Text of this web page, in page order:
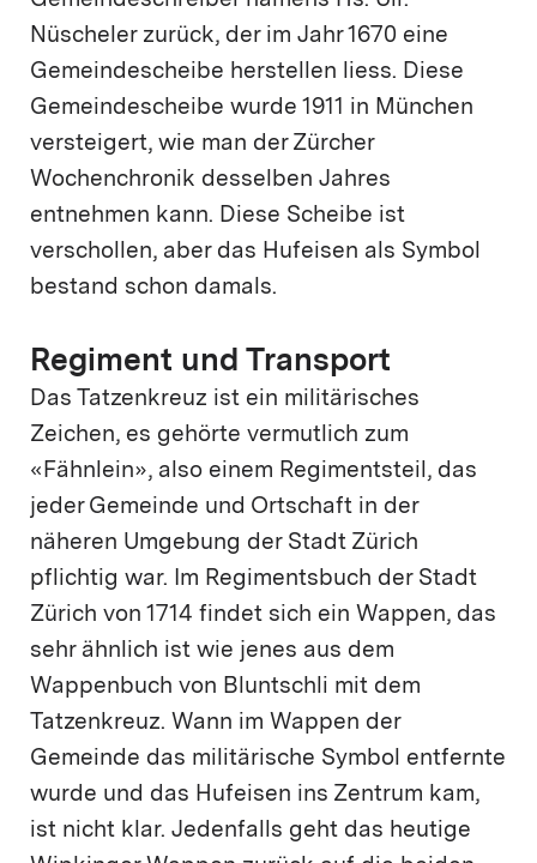
Nüscheler zurück, der im Jahr 1670 eine
Gemeindescheibe herstellen liess. Diese
Gemeindescheibe wurde 1911 in München
versteigert, wie man der Zürcher
Wochenchronik desselben Jahres
entnehmen kann. Diese Scheibe ist
verschollen, aber das Hufeisen als Symbol
bestand schon damals.
Regiment und Transport
Das Tatzenkreuz ist ein militärisches
Zeichen, es gehörte vermutlich zum
«Fähnlein», also einem Regimentsteil, das
jeder Gemeinde und Ortschaft in der
näheren Umgebung der Stadt Zürich
pflichtig war. Im Regimentsbuch der Stadt
Zürich von 1714 findet sich ein Wappen, das
sehr ähnlich ist wie jenes aus dem
Wappenbuch von Bluntschli mit dem
Tatzenkreuz. Wann im Wappen der
Gemeinde das militärische Symbol entfernte
wurde und das Hufeisen ins Zentrum kam,
ist nicht klar. Jedenfalls geht das heutige